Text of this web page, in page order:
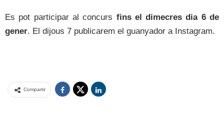
Es pot participar al concurs fins el dimecres dia 6 de
gener. El dijous 7 publicarem el guanyador a Instagram.
Compartir